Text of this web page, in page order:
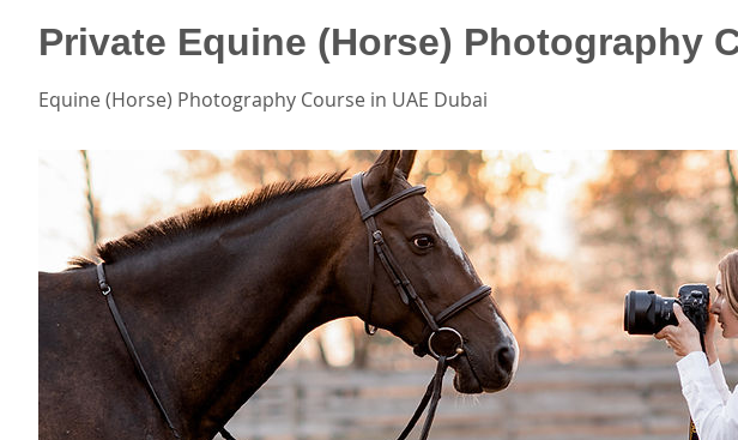
Private Equine (Horse) Photography
Equine (Horse) Photography Course in UAE Dubai